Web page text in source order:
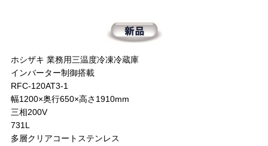
ホシザキ 業務用三温度冷凍冷蔵庫
インバーター制御搭載
RFC-120AT3-1
幅1200×奥行650×高さ1910mm
三相200V
731L
多層クリアコートステンレス